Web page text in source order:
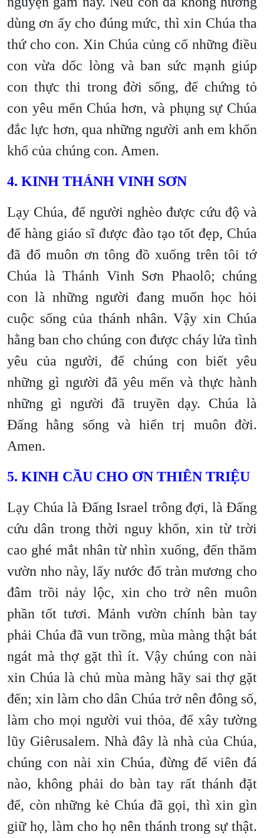
dùng ơn ấy cho đúng mức, thì xin Chúa tha
thứ cho con. Xin Chúa củng cố những điều
con vừa dốc lòng và ban sức mạnh giúp
con thực thi trong đời sống, để chứng tỏ
con yêu mến Chúa hơn, và phụng sự Chúa
đắc lực hơn, qua những người anh em khốn
khổ của chúng con. Amen.
4. KINH THÁNH VINH SƠN
Lạy Chúa, để người nghèo được cứu độ và
để hàng giáo sĩ được đào tạo tốt đẹp, Chúa
đã đổ muôn ơn tông đồ xuống trên tôi tớ
Chúa là Thánh Vinh Sơn Phaolô; chúng
con là những người đang muốn học hỏi
cuộc sống của thánh nhân. Vậy xin Chúa
hằng ban cho chúng con được cháy lửa tình
yêu của người, để chúng con biết yêu
những gì người đã yêu mến và thực hành
những gì người đã truyền dạy. Chúa là
Đấng hằng sống và hiển trị muôn đời.
Amen.
5. KINH CẦU CHO ƠN THIÊN TRIỆU
Lạy Chúa là Đấng Israel trông đợi, là Đấng
cứu dân trong thời nguy khốn, xin từ trời
cao ghé mắt nhân từ nhìn xuống, đến thăm
vườn nho này, lấy nước đổ tràn mương cho
đâm trồi nảy lộc, xin cho trở nên muôn
phần tốt tươi. Mảnh vườn chính bàn tay
phải Chúa đã vun trồng, mùa màng thật bát
ngát mà thợ gặt thì ít. Vậy chúng con nài
xin Chúa là chủ mùa màng hãy sai thợ gặt
đến; xin làm cho dân Chúa trở nên đông số,
làm cho mọi người vui thỏa, để xây tường
lũy Giêrusalem. Nhà đây là nhà của Chúa,
chúng con nài xin Chúa, đừng để viên đá
nào, không phải do bàn tay rất thánh đặt
để, còn những kẻ Chúa đã gọi, thì xin gìn
giữ họ, làm cho họ nên thánh trong sự thật.